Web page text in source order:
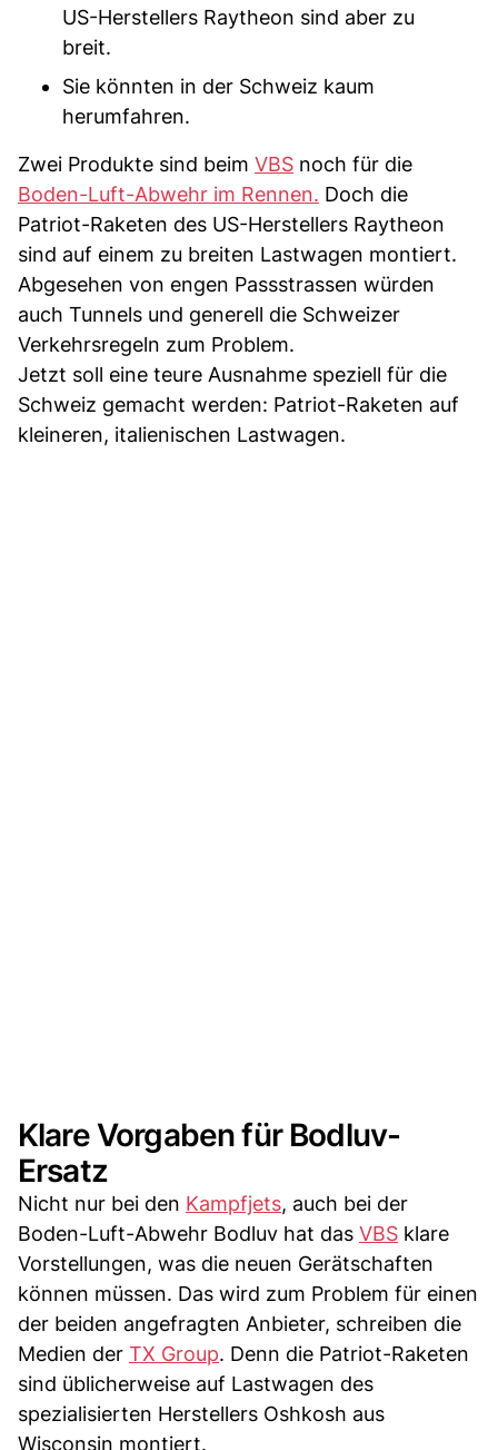
US-Herstellers Raytheon sind aber zu
breit.
Sie könnten in der Schweiz kaum
herumfahren.
Zwei Produkte sind beim VBS noch für die
Boden-Luft-Abwehr im Rennen. Doch die
Patriot-Raketen des US-Herstellers Raytheon
sind auf einem zu breiten Lastwagen montiert.
Abgesehen von engen Passstrassen würden
auch Tunnels und generell die Schweizer
Verkehrsregeln zum Problem.
Jetzt soll eine teure Ausnahme speziell für die
Schweiz gemacht werden: Patriot-Raketen auf
kleineren, italienischen Lastwagen.
Klare Vorgaben für Bodluv-
Ersatz
Nicht nur bei den Kampfjets, auch bei der
Boden-Luft-Abwehr Bodluv hat das VBS klare
Vorstellungen, was die neuen Gerätschaften
können müssen. Das wird zum Problem für einen
der beiden angefragten Anbieter, schreiben die
Medien der TX Group. Denn die Patriot-Raketen
sind üblicherweise auf Lastwagen des
spezialisierten Herstellers Oshkosh aus
Wisconsin montiert.